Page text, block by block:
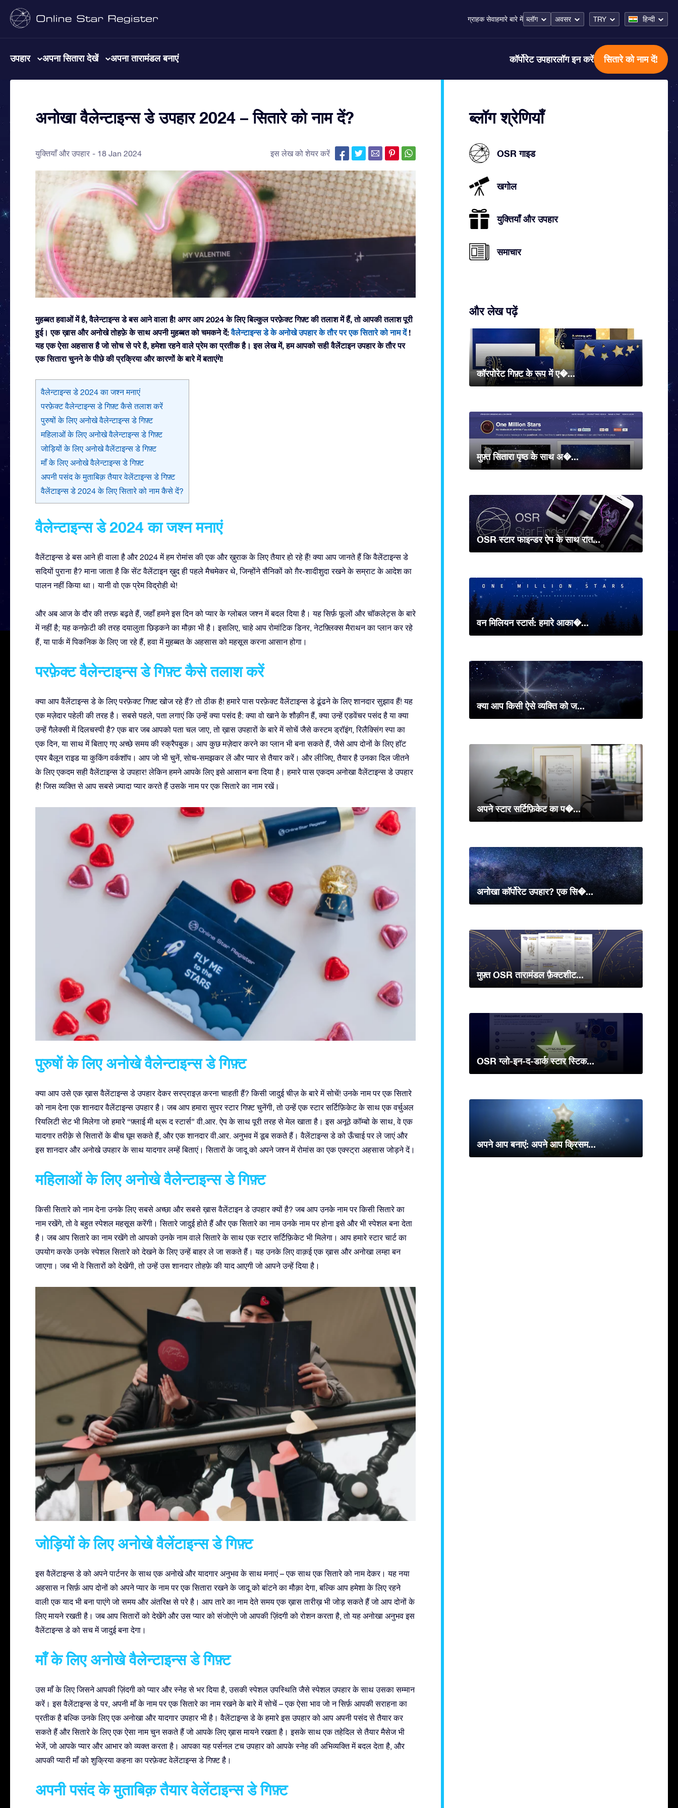
ग्राहक सेवाहमारे बारे में ब्लॉग अवसर TRY हिन्दी
उपहार अपना सितारा देखें अपना तारामंडल बनाएं कॉर्पोरेट उपहारलॉग इन करें सितारे को नाम दें!
अनोखा वैलेन्टाइन्स डे उपहार 2024 – सितारे को नाम दें?
युक्तियाँ और उपहार 18 Jan 2024 इस लेख को शेयर करें
मुहब्बत हवाओं में है, वैलेन्टाइन्स डे बस आने वाला है! अगर आप 2024 के लिए बिल्कुल परफ़ेक्ट गिफ़्ट की तलाश में हैं, तो आपकी तलाश पूरी
हुई। एक ख़ास और अनोखे तोहफ़े के साथ अपनी मुहब्बत को चमकने दें:वैलेन्टाइन्स डे के अनोखे उपहार के तौर पर एक सितारे को नाम दें !
यह एक ऐसा अहसास है जो सोच से परे है, हमेशा रहने वाले प्रेम का प्रतीक है। इस लेख में, हम आपको सही वैलेंटाइन उपहार के तौर पर
एक सितारा चुनने के पीछे की प्रक्रिया और कारणों के बारे में बताएंगे!
वैलेन्टाइन्स डे 2024 का जश्न मनाएं
परफ़ेक्ट वैलेन्टाइन्स डे गिफ़्ट कैसे तलाश करें
पुरुषों के लिए अनोखे वैलेन्टाइन्स डे गिफ़्ट
महिलाओं के लिए अनोखे वैलेन्टाइन्स डे गिफ़्ट
जोड़ियों के लिए अनोखे वैलेंटाइन्स डे गिफ़्ट
माँ के लिए अनोखे वैलेन्टाइन्स डे गिफ़्ट
अपनी पसंद के मुताबिक़ तैयार वेलेंटाइन्स डे गिफ़्ट
वैलेंटाइन्स डे 2024 के लिए सितारे को नाम कैसे दें?
वैलेन्टाइन्स डे 2024 का जश्न मनाएं
वैलेंटाइन्स डे बस आने ही वाला है और 2024 में हम रोमांस की एक और ख़ुराक के लिए तैयार हो रहे हैं! क्या आप जानते हैं कि वैलेंटाइन्स डे
सदियों पुराना है? माना जाता है कि सेंट वैलेंटाइन ख़ुद ही पहले मैचमेकर थे, जिन्होंने सैनिकों को ग़ैर-शादीशुदा रखने के सम्राट के आदेश का
पालन नहीं किया था। यानी वो एक प्रेम विद्रोही थे!
और अब आज के दौर की तरफ़ बढ़ते हैं, जहाँ हमने इस दिन को प्यार के ग्लोबल जश्न में बदल दिया है। यह सिर्फ़ फूलों और चॉकलेट्स के बारे
में नहीं है; यह कनफ़ेटी की तरह दयालुता छिड़कने का मौक़ा भी है। इसलिए, चाहे आप रोमांटिक डिनर, नेटफ़्लिक्स मैराथन का प्लान कर रहे
हैं, या पार्क में पिकनिक के लिए जा रहे हैं, हवा में मुहब्बत के अहसास को महसूस करना आसान होगा।
परफ़ेक्ट वैलेन्टाइन्स डे गिफ़्ट कैसे तलाश करें
क्या आप वैलेंटाइन्स डे के लिए परफ़ेक्ट गिफ़्ट खोज रहे हैं? तो ठीक है! हमारे पास परफ़ेक्ट वैलेंटाइन्स डे ढूंढने के लिए शानदार सुझाव हैं! यह
एक मज़ेदार पहेली की तरह है। सबसे पहले, पता लगाएं कि उन्हें क्या पसंद है: क्या वो खाने के शौक़ीन हैं, क्या उन्हें एडवेंचर पसंद है या क्या
उन्हें गैलेक्सी में दिलचस्पी है? एक बार जब आपको पता चल जाए, तो ख़ास उपहारों के बारे में सोचें जैसे कस्टम ड्रॉइंग, रिलैक्सिंग स्पा का
एक दिन, या साथ में बिताए गए अच्छे समय की स्क्रैपबुक। आप कुछ मज़ेदार करने का प्लान भी बना सकते हैं, जैसे आप दोनों के लिए हॉट
एयर बैलून राइड या कुकिंग वर्कशॉप। आप जो भी चुनें, सोच-समझकर लें और प्यार से तैयार करें। और लीजिए, तैयार है उनका दिल जीतने
के लिए एकदम सही वैलेंटाइन्स डे उपहार! लेकिन हमने आपके लिए इसे आसान बना दिया है। हमारे पास एकदम अनोखा वैलेंटाइन्स डे उपहार
है! जिस व्यक्ति से आप सबसे ज़्यादा प्यार करते हैं उसके नाम पर एक सितारे का नाम रखें।
पुरुषों के लिए अनोखे वैलेन्टाइन्स डे गिफ़्ट
क्या आप उसे एक ख़ास वैलेंटाइन्स डे उपहार देकर सरप्राइज़ करना चाहती हैं? किसी जादुई चीज़ के बारे में सोचें! उनके नाम पर एक सितारे
को नाम देना एक शानदार वैलेंटाइन्स उपहार है। जब आप हमारा सुपर स्टार गिफ़्ट चुनेंगी, तो उन्हें एक स्टार सर्टिफ़िकेट के साथ एक वर्चुअल
रियलिटी सेट भी मिलेगा जो हमारे “फ़्लाई मी थ्रू द स्टार्स” वी.आर. ऐप के साथ पूरी तरह से मेल खाता है। इस अनूठे कॉम्बो के साथ, वे एक
यादगार तरीक़े से सितारों के बीच घूम सकते हैं, और एक शानदार वी.आर. अनुभव में डूब सकते हैं। वैलेंटाइन्स डे को ऊँचाई पर ले जाएं और
इस शानदार और अनोखे उपहार के साथ यादगार लम्हें बिताएं। सितारों के जादू को अपने जश्न में रोमांस का एक एक्स्ट्रा अहसास जोड़ने दें।
महिलाओं के लिए अनोखे वैलेन्टाइन्स डे गिफ़्ट
किसी सितारे को नाम देना उनके लिए सबसे अच्छा और सबसे ख़ास वैलेंटाइन डे उपहार क्यों है? जब आप उनके नाम पर किसी सितारे का
नाम रखेंगे, तो वे बहुत स्पेशल महसूस करेंगी। सितारे जादुई होते हैं और एक सितारे का नाम उनके नाम पर होना इसे और भी स्पेशल बना देता
है। जब आप सितारे का नाम रखेंगे तो आपको उनके नाम वाले सितारे के साथ एक स्टार सर्टिफ़िकेट भी मिलेगा। आप हमारे स्टार चार्ट का
उपयोग करके उनके स्पेशल सितारे को देखने के लिए उन्हें बाहर ले जा सकते हैं। यह उनके लिए वाक़ई एक ख़ास और अनोखा लम्हा बन
जाएगा। जब भी वे सितारों को देखेंगी, तो उन्हें उस शानदार तोहफ़े की याद आएगी जो आपने उन्हें दिया है।
जोड़ियों के लिए अनोखे वैलेंटाइन्स डे गिफ़्ट
इस वैलेंटाइन्स डे को अपने पार्टनर के साथ एक अनोखे और यादगार अनुभव के साथ मनाएं – एक साथ एक सितारे को नाम देकर। यह नया
अहसास न सिर्फ़ आप दोनों को अपने प्यार के नाम पर एक सितारा रखने के जादू को बांटने का मौक़ा देगा, बल्कि आप हमेशा के लिए रहने
वाली एक याद भी बना पाएंगे जो समय और अंतरिक्ष से परे है। आप तारे का नाम देते समय एक ख़ास तारीख़ भी जोड़ सकते हैं जो आप दोनों के
लिए मायने रखती है। जब आप सितारों को देखेंगे और उस प्यार को संजोएंगे जो आपकी ज़िंदगी को रोशन करता है, तो यह अनोखा अनुभव इस
वैलेंटाइन्स डे को सच में जादुई बना देगा।
माँ के लिए अनोखे वैलेन्टाइन्स डे गिफ़्ट
उस माँ के लिए जिसने आपकी ज़िंदगी को प्यार और स्नेह से भर दिया है, उसकी स्पेशल उपस्थिति जैसे स्पेशल उपहार के साथ उसका सम्मान
करें। इस वैलेंटाइन्स डे पर, अपनी माँ के नाम पर एक सितारे का नाम रखने के बारे में सोचें – एक ऐसा भाव जो न सिर्फ़ आपकी सराहना का
प्रतीक है बल्कि उनके लिए एक अनोखा और यादगार उपहार भी है। वैलेंटाइन्स डे के हमारे इस उपहार को आप अपनी पसंद से तैयार कर
सकते हैं और सितारे के लिए एक ऐसा नाम चुन सकते हैं जो आपके लिए ख़ास मायने रखता है। इसके साथ एक तहेदिल से तैयार मैसेज भी
भेजें, जो आपके प्यार और आभार को व्यक्त करता है। आपका यह पर्सनल टच उपहार को आपके स्नेह की अभिव्यक्ति में बदल देता है, और
आपकी प्यारी माँ को शुक्रिया कहना का परफ़ेक्ट वेलेंटाइन्स डे गिफ़्ट है।
अपनी पसंद के मुताबिक़ तैयार वेलेंटाइन्स डे गिफ़्ट
ब्लॉग श्रेणियाँ
OSR गाइड
खगोल
युक्तियाँ और उपहार
समाचार
और लेख पढ़ें
कॉरपोरेट गिफ़्ट के रूप में ए�...
मुफ़्त सितारा पृष्ठ के साथ अ�...
OSR स्टार फाइन्डर ऐप के साथ रात...
वन मिलियन स्टार्स: हमारे आका�...
क्या आप किसी ऐसे व्यक्ति को ज...
अपने स्टार सर्टिफ़िकेट का प�...
अनोखा कॉर्पोरेट उपहार? एक सि�...
मुफ़्त OSR तारामंडल फ़ैक्टशीट...
OSR ग्लो-इन-द-डार्क स्टार स्टिक...
अपने आप बनाएं: अपने आप क्रिसम...